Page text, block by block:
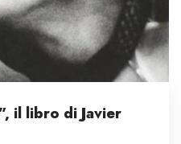
il libro di Javier